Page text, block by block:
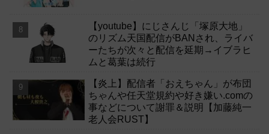
【youtube】にじさんじ「塚原大地」
のリズム天国配信がBANされ、ライバ
ーたちが次々と配信を延期→イブラヒ
ムと葛葉は続行
【炎上】配信者「おえちゃん」が布団
ちゃんや任天堂規約や好き嫌い.comの
事などについて謝罪＆説明【加藤純一
老人会RUST】